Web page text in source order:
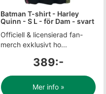
Batman T-shirt - Harley
Quinn - S L - för Dam - svart
Officiell & licensierad fan-
merch exklusivt ho...
389:-
Mer info »